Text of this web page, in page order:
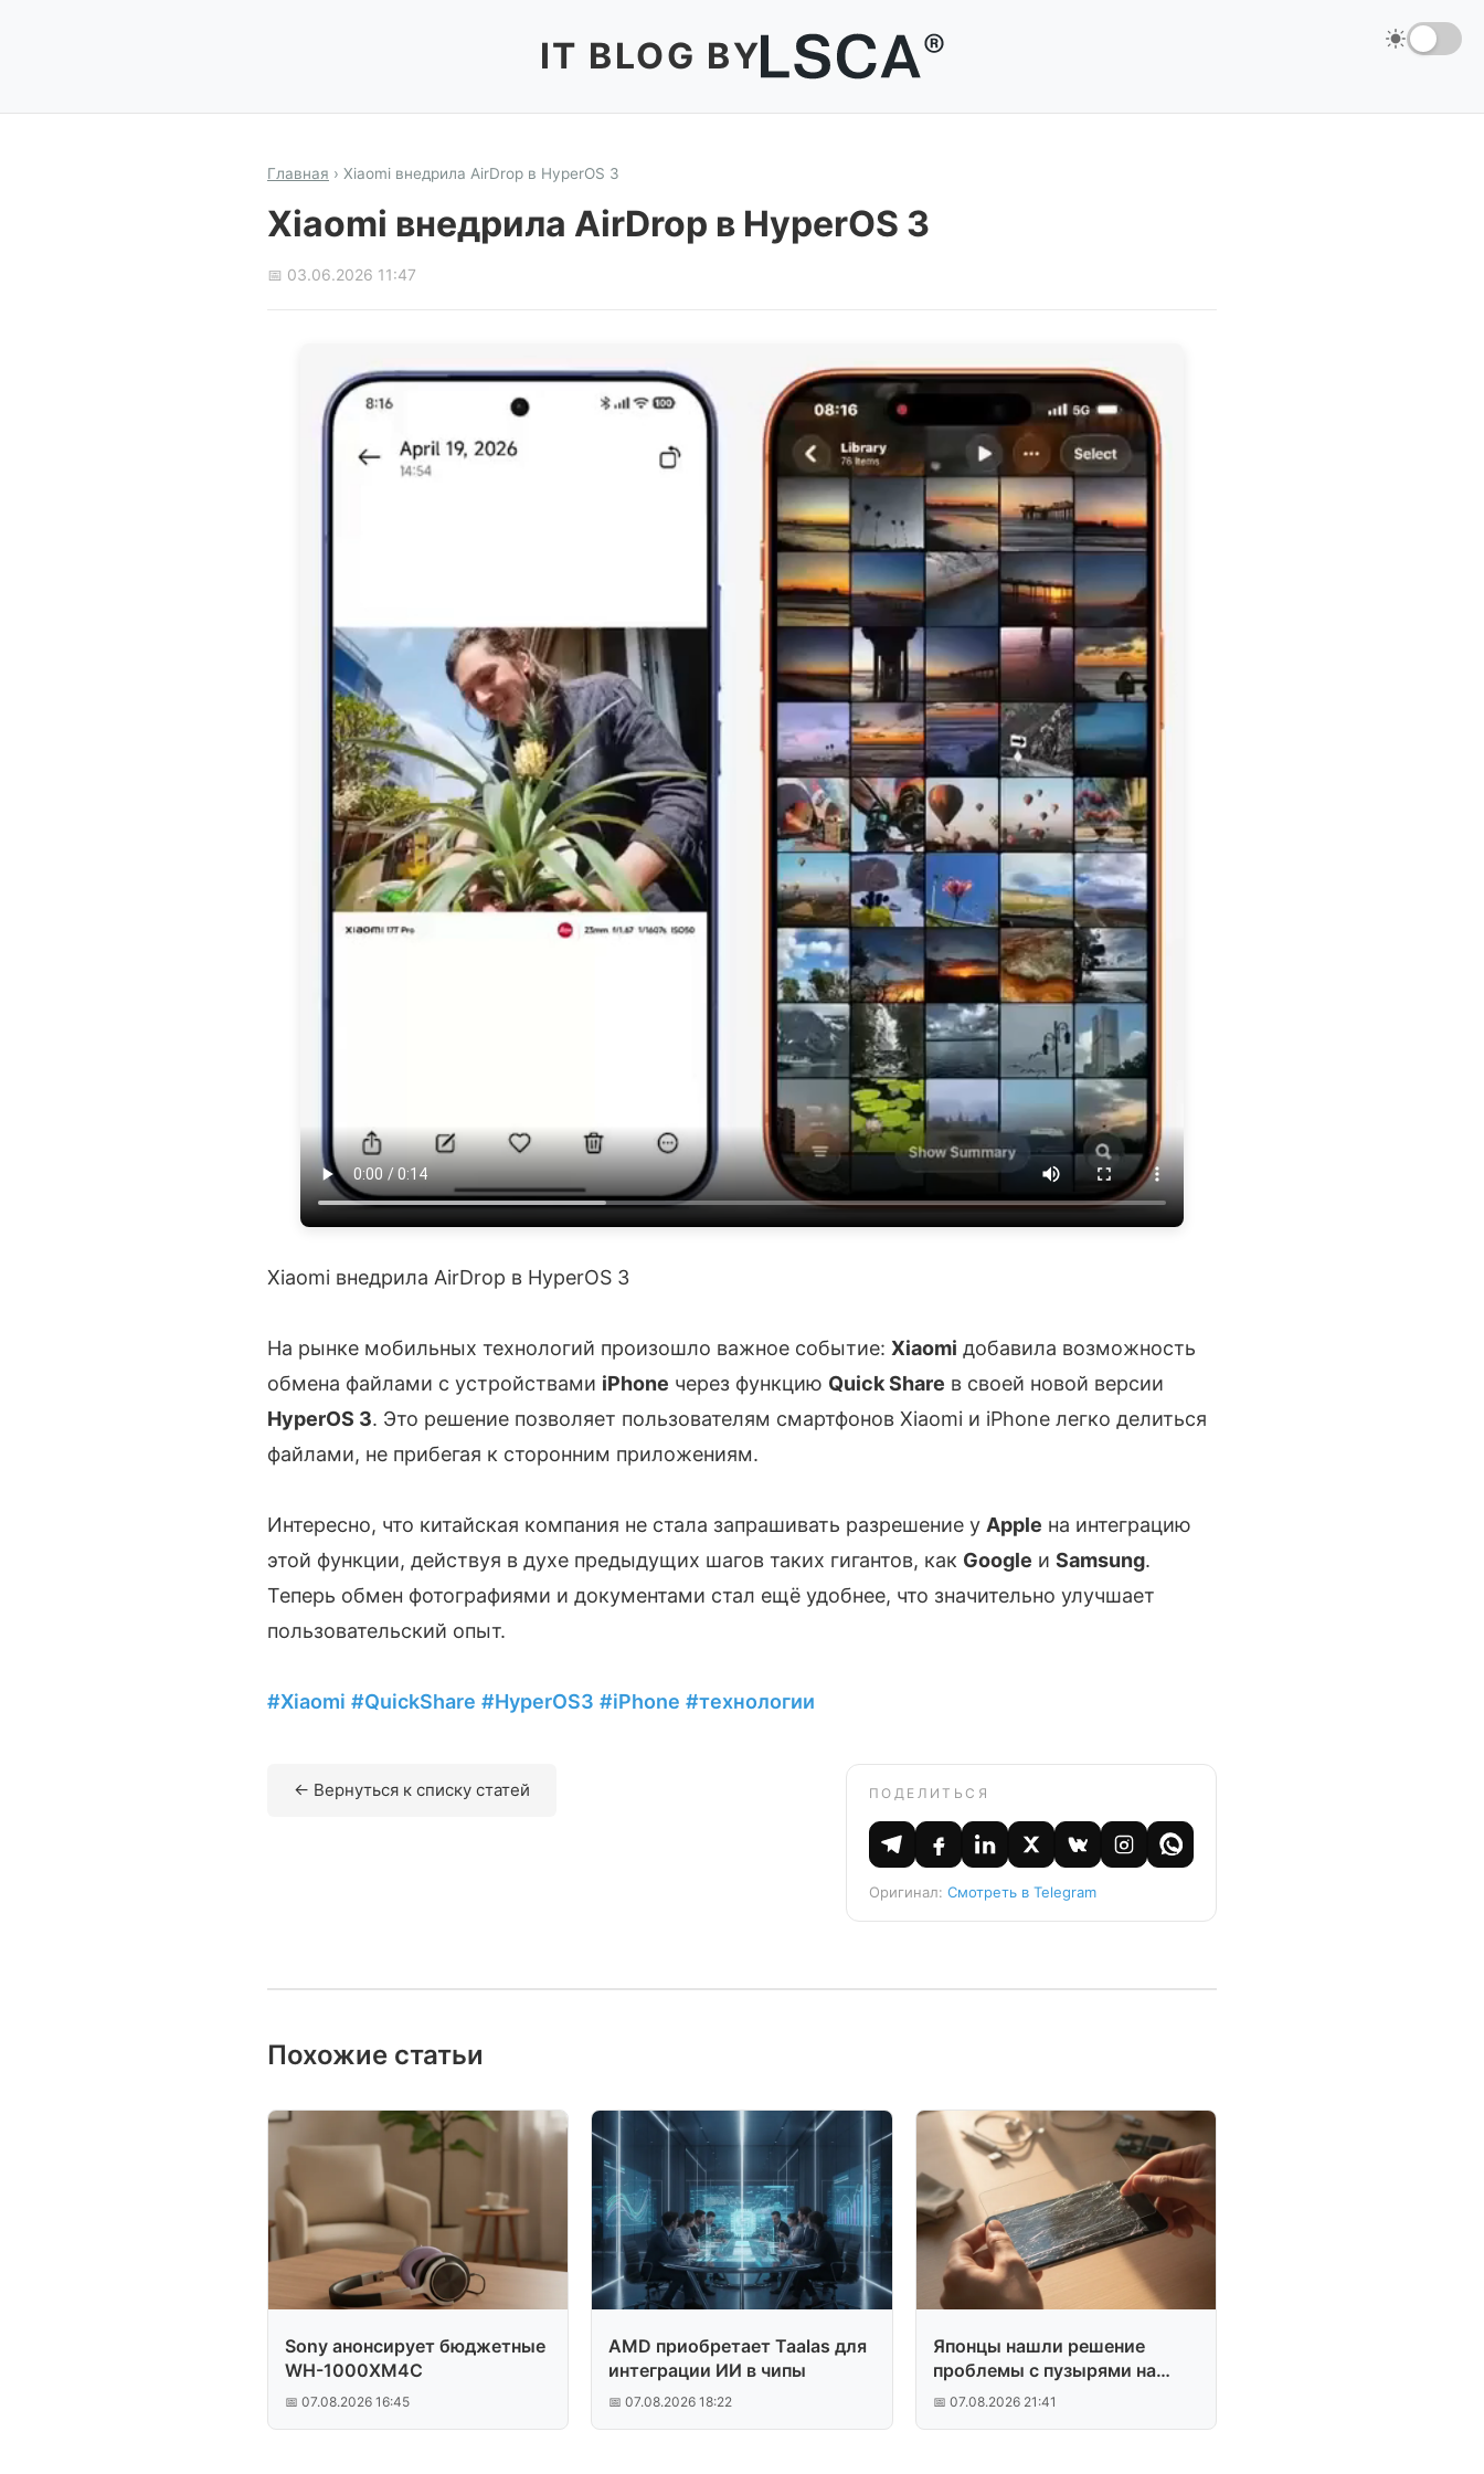
IT BLOG BY
Главная › Xiaomi внедрила AirDrop в HyperOS 3
Xiaomi внедрила AirDrop в HyperOS 3
📅 03.06.2026 11:47
Xiaomi внедрила AirDrop в HyperOS 3
На рынке мобильных технологий произошло важное событие: Xiaomi добавила возможность
обмена файлами с устройствами iPhone через функцию Quick Share в своей новой версии
HyperOS 3. Это решение позволяет пользователям смартфонов Xiaomi и iPhone легко делиться
файлами, не прибегая к сторонним приложениям.
Интересно, что китайская компания не стала запрашивать разрешение у Apple на интеграцию
этой функции, действуя в духе предыдущих шагов таких гигантов, как Google и Samsung.
Теперь обмен фотографиями и документами стал ещё удобнее, что значительно улучшает
пользовательский опыт.
#Xiaomi #QuickShare #HyperOS3 #iPhone #технологии
← Вернуться к списку статей ПОДЕЛИТЬСЯ
Оригинал: Смотреть в Telegram
Похожие статьи
Sony анонсирует бюджетные
WH-1000XM4C
📅 07.08.2026 16:45
AMD приобретает Taalas для
интеграции ИИ в чипы
📅 07.08.2026 18:22
Японцы нашли решение
проблемы с пузырями на
экране
📅 07.08.2026 21:41